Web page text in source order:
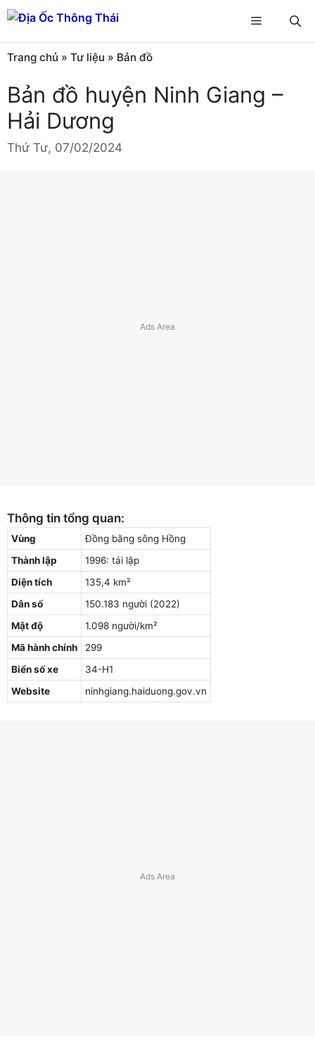
Chuyển
đến
nội
dung
Menu
Trang chủ » Tư liệu » Bản đồ
Bản đồ huyện Ninh Giang –
Hải Dương
Thứ Tư, 07/02/2024
Thông tin tổng quan:
Vùng
Đồng bằng sông Hồng
Thành lập
1996: tái lập
Diện tích
135,4 km²
Dân số
150.183 người (2022)
Mật độ
1.098 người/km²
Mã hành chính
299
Biển số xe
34-H1
Website
ninhgiang.haiduong.gov.vn